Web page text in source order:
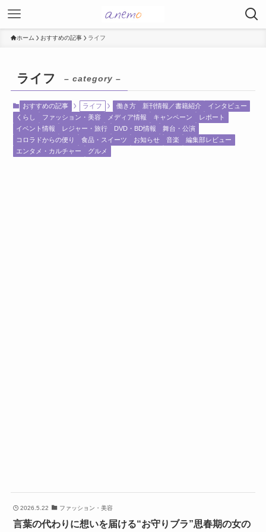
ホーム おすすめの記事 ライフ
ライフ – category –
おすすめの記事 ライフ 働き方 新刊情報／書籍紹介
インタビュー
くらし
ファッション・美容 メディア情報 キャンペーン
レポート
イベント情報
レジャー・旅行 DVD・BD情報
舞台・公演
コロラドからの便り
食品・スイーツ お知らせ 音楽
編集部レビュー
エンタメ・カルチャー
グルメ
2026.5.22 ファッション・美容
言葉の代わりに想いを届ける“お守りブラ”思春期の女の